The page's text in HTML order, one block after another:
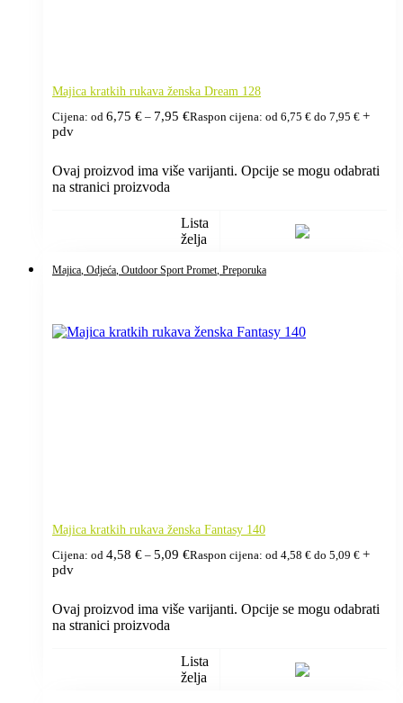
Majica kratkih rukava ženska Dream 128
Cijena: od 6,75 € – 7,95 €Raspon cijena: od 6,75 € do 7,95 € +
pdv
Ovaj proizvod ima više varijanti. Opcije se mogu odabrati
na stranici proizvoda
Lista
želja
Majica, Odjeća, Outdoor Sport Promet, Preporuka
Majica kratkih rukava ženska Fantasy 140
Cijena: od 4,58 € – 5,09 €Raspon cijena: od 4,58 € do 5,09 € +
pdv
Ovaj proizvod ima više varijanti. Opcije se mogu odabrati
na stranici proizvoda
Lista
želja